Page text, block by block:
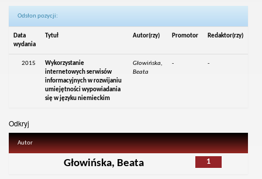
Odsłon pozycji:
Data
wydania
Tytuł Autor(rzy) Promotor Redaktor(rzy)
2015
Wykorzystanie
internetowych serwisów
informacyjnych w rozwijaniu
umiejętności wypowiadania
się w języku niemieckim
Głowińska,
Beata
- -
Odkryj
Autor
1
Głowińska, Beata